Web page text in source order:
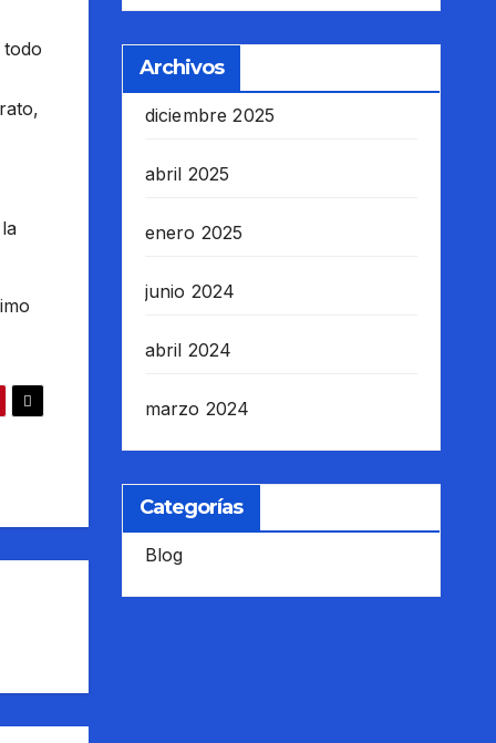
Archivos
diciembre 2025
abril 2025
enero 2025
junio 2024
abril 2024
marzo 2024
Categorías
Blog